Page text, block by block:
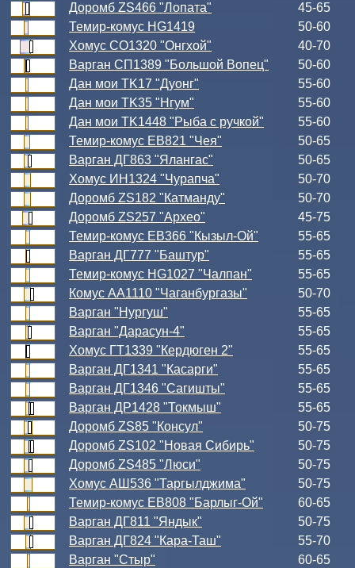
Доромб ZS466 "Лопата"
45-65
Темир-комус HG1419
50-60
Хомус СО1320 "Онгхой"
40-70
Варган СП1389 "Большой Вопец"
50-60
Дан мои TK17 "Дуонг"
55-60
Дан мои TK35 "Нгум"
55-60
Дан мои TK1448 "Рыба с ручкой"
55-60
Темир-комус ЕВ821 "Чея"
50-65
Варган ДГ863 "Ялангас"
50-65
Хомус ИН1324 "Чурапча"
50-70
Доромб ZS182 "Катманду"
50-70
Доромб ZS257 "Архео"
45-75
Темир-комус ЕВ366 "Кызыл-Ой"
55-65
Варган ДГ777 "Баштур"
55-65
Темир-комус HG1027 "Чалпан"
55-65
Комус АА1110 "Чаганбургазы"
50-70
Варган "Нургуш"
55-65
Варган "Дарасун-4"
55-65
Хомус ГТ1339 "Кердюген 2"
55-65
Варган ДГ1341 "Касарги"
55-65
Варган ДГ1346 "Сагишты"
55-65
Варган ДР1428 "Токмыш"
55-65
Доромб ZS85 "Консул"
50-75
Доромб ZS102 "Новая Сибирь"
50-75
Доромб ZS485 "Люси"
50-75
Хомус АШ536 "Таргылджима"
50-75
Темир-комус ЕВ808 "Барлыг-Ой"
60-65
Варган ДГ811 "Яндык"
50-75
Варган ДГ824 "Кара-Таш"
55-70
Варган "Стыр"
60-65